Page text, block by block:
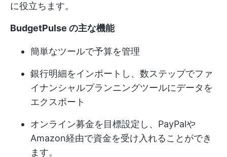
に役立ちます。
BudgetPulse の主な機能
簡単なツールで予算を管理
銀行明細をインポートし、数ステップでファ
イナンシャルプランニングツールにデータを
エクスポート
オンライン募金を目標設定し、PayPalや
Amazon経由で資金を受け入れることができ
ます。